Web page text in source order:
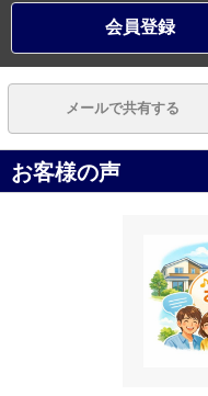
会員登録
メールで共有する
お客様の声